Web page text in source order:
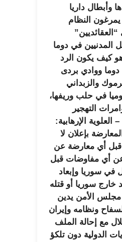
وأبطال داريا
يمرغون النظام
“العقائديين”
المدنيين في دوما
كيف يكون الرد
ووادي بردى
والزبداني
في حلب وريفها،
التهجير
العلوية الإرهابية:
بإعلان لا
قبل أي معارضة عن
أي مفاوضات قبل
سوريا وإبعاد
خارج سوريا أو قتله
الأمن يدين
ونظامه وإيران
مع إحالة الملف
الدولية دون تلكؤ